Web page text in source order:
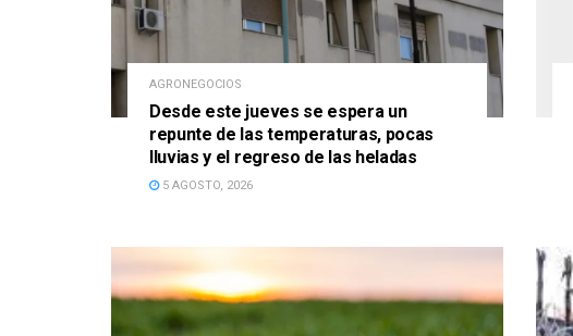
AGRONEGOCIOS
Desde este jueves se espera un
repunte de las temperaturas, pocas
lluvias y el regreso de las heladas
5 AGOSTO, 2026